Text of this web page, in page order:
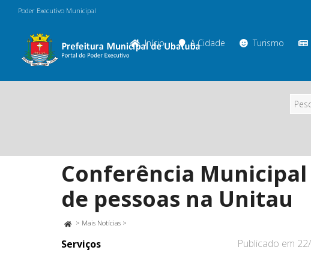
Poder Executivo Municipal
Início A Cidade Turismo
Conferência
de pessoas na Unitau
> Mais Notícias >
Publicado em
Serviços